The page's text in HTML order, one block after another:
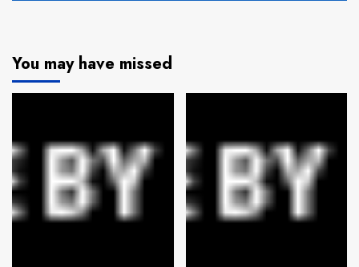
You may have missed